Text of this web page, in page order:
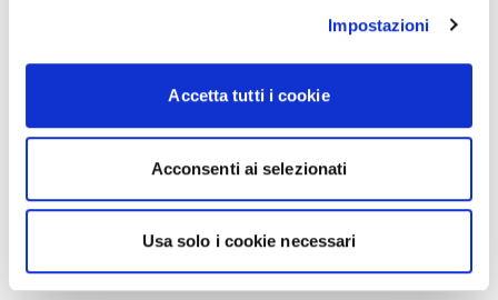
Impostazioni
Accetta tutti i cookie
Acconsenti ai selezionati
Usa solo i cookie necessari